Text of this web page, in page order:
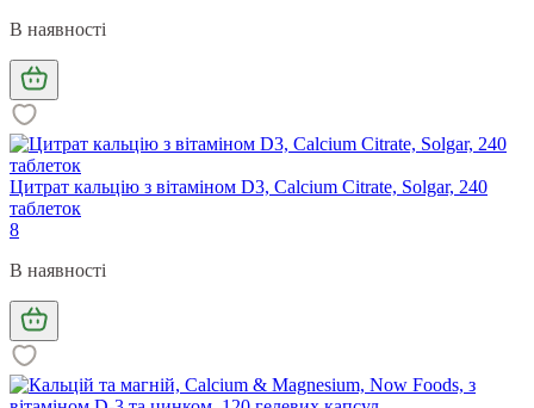
В наявності
Цитрат кальцію з вітаміном D3, Calcium Citrate, Solgar, 240
таблеток
8
В наявності